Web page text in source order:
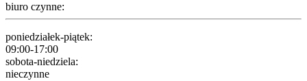
biuro czynne:
poniedziałek-piątek:
09:00-17:00
sobota-niedziela:
nieczynne